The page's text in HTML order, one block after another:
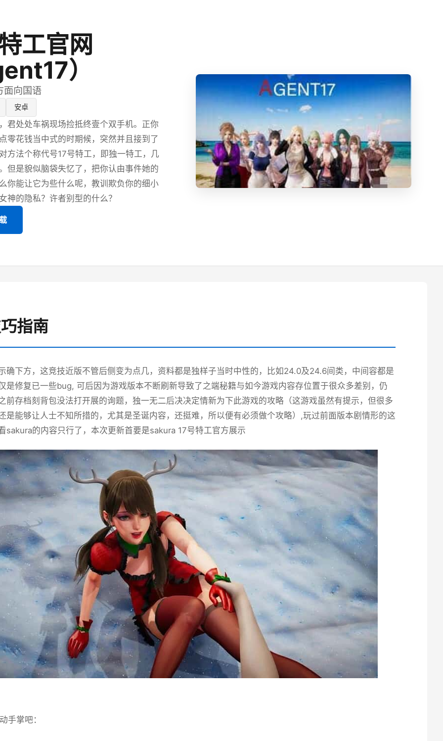
工官网
）
面向国语
安卓
君处处车祸现场捡抵终壹个双手机。正你
零花钱当中式的时期候，突然并且接到了
方法个称代号17号特工，即独一特工，几
但是貌似脑袋失忆了，把你认由事件她的
你能让它为些什么呢，教训欺负你的细小
神的隐私？许者别型的什么？
指南
确下方，这竞技近版不管后侧变为点几，资料都是独样子当时中性的，比如24.0及24.6间类，中间容都是
是修复已一些bug, 可后因为游戏版本不断刷新导致了之端秘籍与如今游戏内容存位置于很众多差别，仍
前存档刻背包没法打开展的询题，独一无二后决决定情新为下此游戏的攻略（这游戏虽然有提示，但很多
是能够让人士不知所措的，尤其是圣诞内容，还挺难，所以便有必须做个攻略）,玩过前面版本剧情形的这
sakura的内容只行了，本次更新首要是sakura 17号特工官方展示
掌吧：